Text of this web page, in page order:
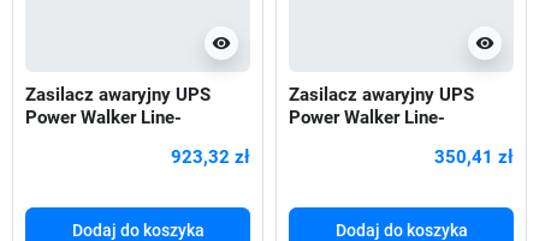
visibility
Zasilacz awaryjny UPS
Power Walker Line-
923,32 zł
Dodaj do koszyka
visibility
Zasilacz awaryjny UPS
Power Walker Line-
350,41 zł
Dodaj do koszyka